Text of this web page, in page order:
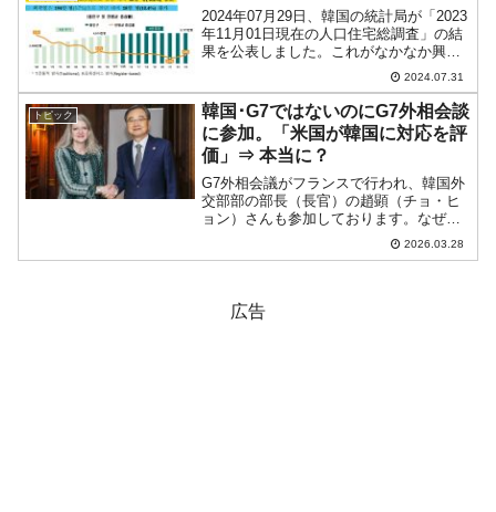
2024年07月29日、韓国の統計局が「2023
年11月01日現在の人口住宅総調査」の結
果を公表しました。これがなかなか興味
深い結果です。総人口：5,177万人で、前
年から0.2％（8万人）増加しました。総
世帯数：2,273万世帯で、前年か...
2024.07.31
トピック
韓国･G7ではないのにG7外相会談
に参加。「米国が韓国に対応を評
価」⇒ 本当に？
G7外相会議がフランスで行われ、韓国外
交部部の部長（長官）の趙顕（チョ・ヒ
ョン）さんも参加しております。なぜG7
でもない韓国が参加できているかという
と、フランス外務省によると、「G7だけ
2026.03.28
広告